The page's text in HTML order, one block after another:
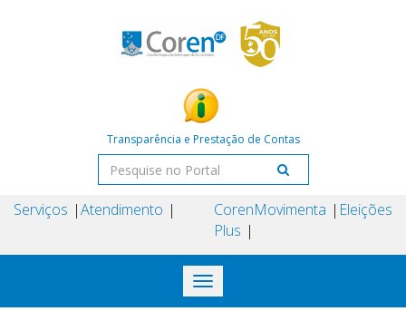
Transparência e Prestação de Contas
Serviços Atendimento
Coren
Plus
Movimenta Eleições
Toggle
navigation